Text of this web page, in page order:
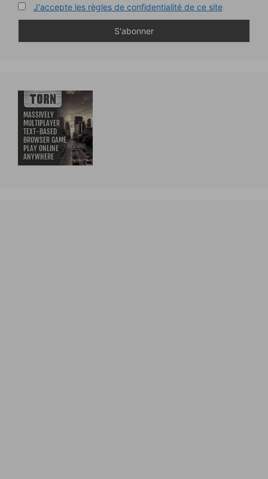
J'accepte les règles de confidentialité de ce site